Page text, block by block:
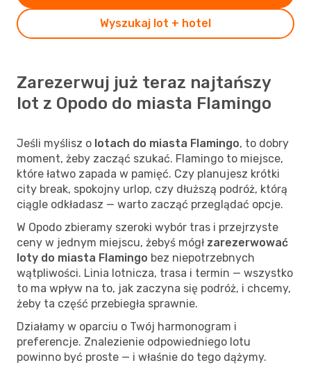
Wyszukaj lot + hotel
Zarezerwuj już teraz najtańszy
lot z Opodo do miasta Flamingo
Jeśli myślisz o lotach do miasta Flamingo, to dobry
moment, żeby zacząć szukać. Flamingo to miejsce,
które łatwo zapada w pamięć. Czy planujesz krótki
city break, spokojny urlop, czy dłuższą podróż, którą
ciągle odkładasz — warto zacząć przeglądać opcje.
W Opodo zbieramy szeroki wybór tras i przejrzyste
ceny w jednym miejscu, żebyś mógł zarezerwować
loty do miasta Flamingo bez niepotrzebnych
wątpliwości. Linia lotnicza, trasa i termin — wszystko
to ma wpływ na to, jak zaczyna się podróż, i chcemy,
żeby ta część przebiegła sprawnie.
Działamy w oparciu o Twój harmonogram i
preferencje. Znalezienie odpowiedniego lotu
powinno być proste — i właśnie do tego dążymy.